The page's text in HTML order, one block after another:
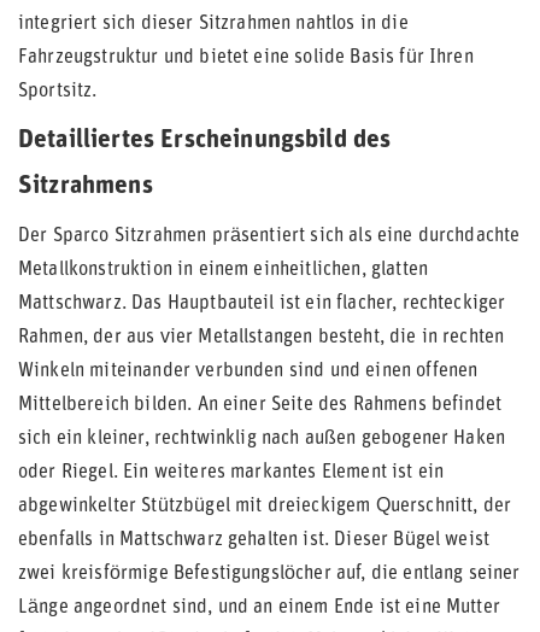
integriert sich dieser Sitzrahmen nahtlos in die
Fahrzeugstruktur und bietet eine solide Basis für Ihren
Sportsitz.
Detailliertes Erscheinungsbild des
Sitzrahmens
Der Sparco Sitzrahmen präsentiert sich als eine durchdachte
Metallkonstruktion in einem einheitlichen, glatten
Mattschwarz. Das Hauptbauteil ist ein flacher, rechteckiger
Rahmen, der aus vier Metallstangen besteht, die in rechten
Winkeln miteinander verbunden sind und einen offenen
Mittelbereich bilden. An einer Seite des Rahmens befindet
sich ein kleiner, rechtwinklig nach außen gebogener Haken
oder Riegel. Ein weiteres markantes Element ist ein
abgewinkelter Stützbügel mit dreieckigem Querschnitt, der
ebenfalls in Mattschwarz gehalten ist. Dieser Bügel weist
zwei kreisförmige Befestigungslöcher auf, die entlang seiner
Länge angeordnet sind, und an einem Ende ist eine Mutter